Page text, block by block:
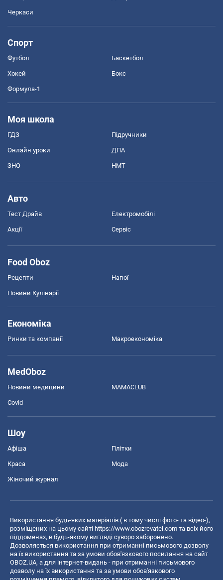
Черкаси
Спорт
Футбол Баскетбол
Хокей Бокс
Формула-1
Моя школа
ГДЗ Підручники
Онлайн уроки ДПА
ЗНО НМТ
Авто
Тест Драйв Електромобілі
Акції Сервіс
Food Oboz
Рецепти Напої
Новини Кулінарії
Економіка
Ринки та компанії Макроекономіка
MedOboz
Новини медицини MAMACLUB
Covid
Шоу
Афіша Плітки
Краса Мода
Жіночий журнал
Використання будь-яких матеріалів ( в тому числі фото- та відео-),
розміщених на цьому сайті https://www.obozrevatel.com та всіх його
піддоменах, в будь-якому вигляді суворо заборонено.
Дозволяється використання при отриманні письмового дозволу
на їх використання та за умови обов'язкового посилання на сайт
OBOZ.UA, а для інтернет-видань - при отриманні письмового
дозволу на їх використання та за умови обов'язкового